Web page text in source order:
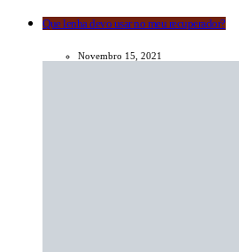
Que lenha devo usar no meu recuperador?
Novembro 15, 2021